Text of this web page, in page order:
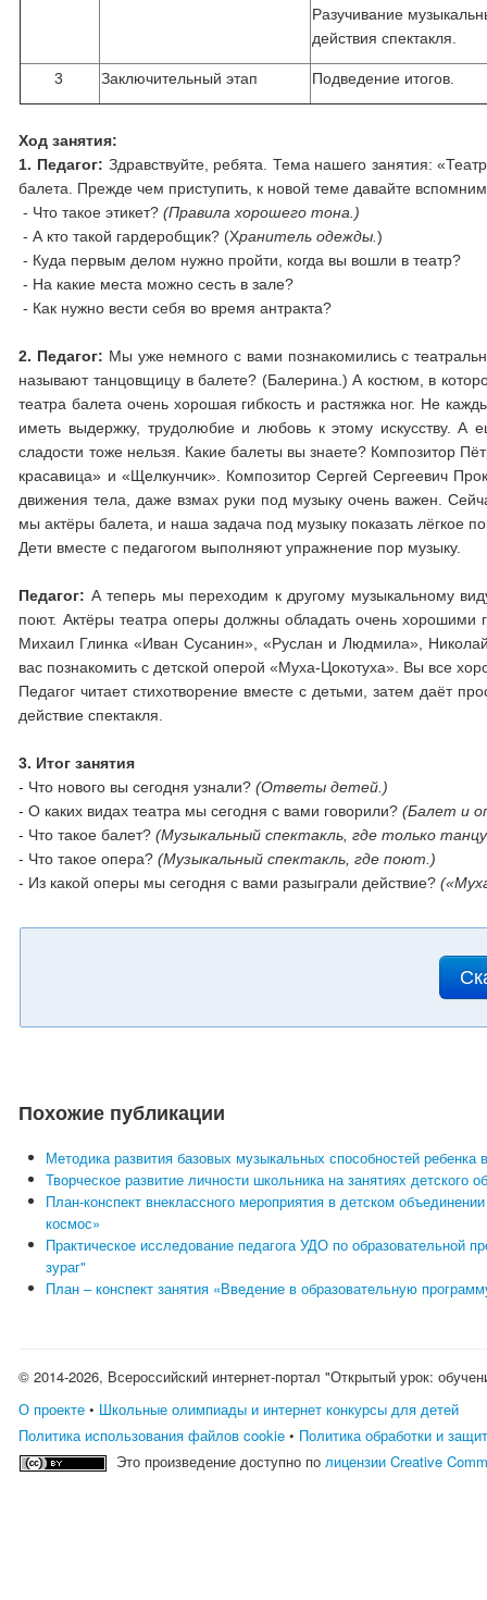
Разучивание
действия спектакля.
3 Заключительный этап Подведение итогов.
Ход занятия:
1. Педагог: Здравствуйте, ребята. Тема нашего занятия:
балета. Прежде чем приступить, к новой теме давайте
- Что такое этикет?(Правила хорошего тона.)
- А кто такой гардеробщик? (Хранитель одежды.)
- Куда первым делом нужно пройти, когда вы вошли в театр?
- На какие места можно сесть в зале?
- Как нужно вести себя во время антракта?
2. Педагог: Мы уже немного с вами познакомились с
называют танцовщицу в балете? (Балерина.) А костюм, в
театра балета очень хорошая гибкость и растяжка ног. Не
иметь выдержку, трудолюбие и любовь к этому искусству.
сладости тоже нельзя. Какие балеты вы знаете? Композитор
красавица» и «Щелкунчик». Композитор Сергей Сергеевич
движения тела, даже взмах руки под музыку очень важен.
мы актёры балета, и наша задача под музыку показать лёгкое
Дети вместе с педагогом выполняют упражнение пор музыку.
Педагог: А теперь мы переходим к другому музыкальному
поют. Актёры театра оперы должны обладать очень
Михаил Глинка «Иван Сусанин», «Руслан и Людмила»,
вас познакомить с детской оперой «Муха-Цокотуха». Вы все
Педагог читает стихотворение вместе с детьми, затем даёт
действие спектакля.
3. Итог занятия
- Что нового вы сегодня узнали?(Ответы детей.)
- О каких видах театра мы сегодня с вами говорили?(Балет и
- Что такое балет?(Музыкальный спектакль, где только
- Что такое опера?(Музыкальный спектакль, где поют.)
- Из какой оперы мы сегодня с вами разыграли действие?
Похожие публикации
Методика развития базовых музыкальных способностей
Творческое развитие личности школьника на занятиях
План-конспект внеклассного мероприятия в детском
космос»
Практическое исследование педагога УДО по образовательной
зураг"
План – конспект занятия «Введение в образовательную
© 2014-2026, Всероссийский интернет-портал "Открытый урок:
О проекте • Школьные олимпиады и интернет конкурсы для детей
Политика использования файлов cookie • Политика обработки и
Это произведение доступно полицензии Creative